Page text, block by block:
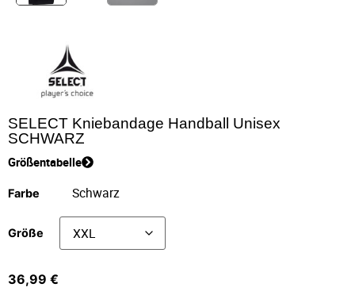
SELECT Kniebandage Handball Unisex
SCHWARZ
Größentabelle
Farbe
Größe
36,99 €